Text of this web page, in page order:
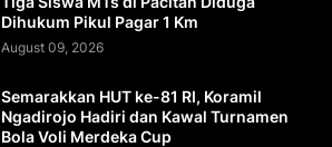
Dihukum Pikul Pagar 1 Km
August 09, 2026
Semarakkan HUT ke-81 RI, Koramil
Ngadirojo Hadiri dan Kawal Turnamen
Bola Voli Merdeka Cup